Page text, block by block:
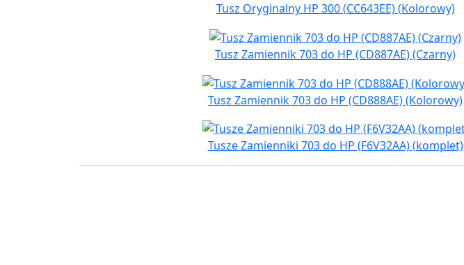
Tusz Oryginalny HP 300 (CC643EE) (Kolorowy)
Tusz Zamiennik 703 do HP (CD887AE) (Czarny)
Tusz Zamiennik 703 do HP (CD888AE) (Kolorowy)
Tusze Zamienniki 703 do HP (F6V32AA) (komplet)